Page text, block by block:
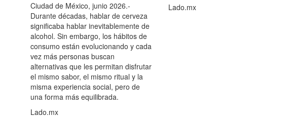
Ciudad de México, junio 2026.-
Durante décadas, hablar de cerveza
significaba hablar inevitablemente de
alcohol. Sin embargo, los hábitos de
consumo están evolucionando y cada
vez más personas buscan
alternativas que les permitan disfrutar
el mismo sabor, el mismo ritual y la
misma experiencia social, pero de
una forma más equilibrada.
Lado.mx
Lado.mx